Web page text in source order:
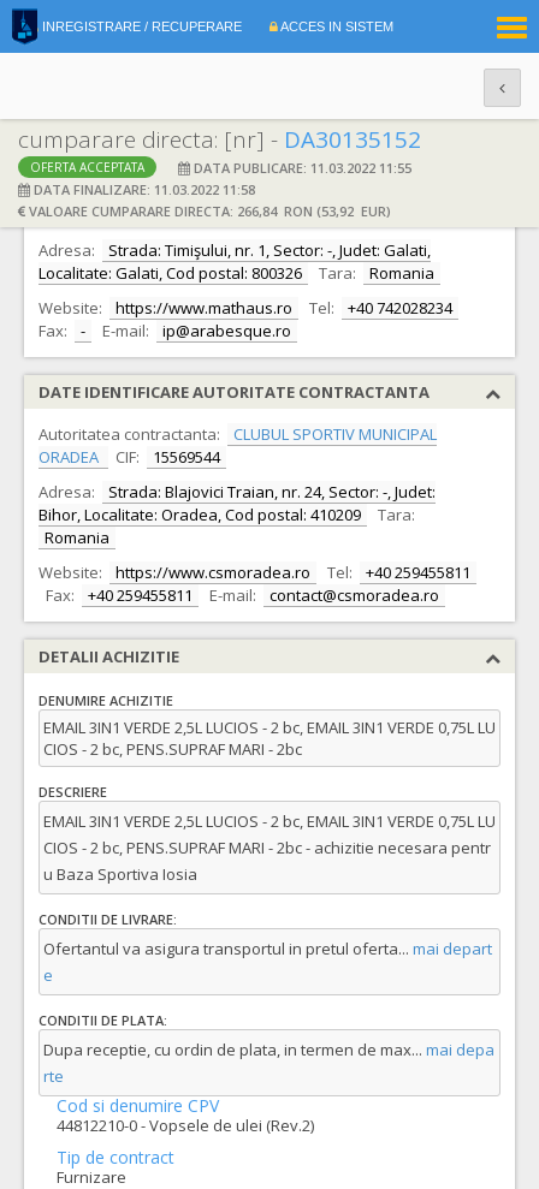
INREGISTRARE / RECUPERARE ACCES IN SISTEM
cumparare directa: [nr] - DA30135152
OFERTA ACCEPTATA
DATA PUBLICARE: 11.03.2022 11:55
DATA FINALIZARE: 11.03.2022 11:58
VALOARE CUMPARARE DIRECTA: 266,84 RON (53,92 EUR)
DATE IDENTIFICARE OFERTANT
Ofertant: S.C. ARABESQUE S.R.L. CIF: 5340801
Adresa:
Strada: Timişului, nr. 1, Sector: -, Judet: Galati,
Localitate: Galati, Cod postal: 800326
Tara:
Romania
Website:
https://www.mathaus.ro Tel:
+40 742028234
Fax:
- E-mail: ip@arabesque.ro
DATE IDENTIFICARE AUTORITATE CONTRACTANTA
Autoritatea contractanta:
CLUBUL SPORTIV MUNICIPAL
ORADEA
CIF:
15569544
Adresa:
Strada: Blajovici Traian, nr. 24, Sector: -, Judet:
Bihor, Localitate: Oradea, Cod postal: 410209
Tara:
Romania
Website:
https://www.csmoradea.ro Tel:
+40 259455811
Fax:
+40 259455811 E-mail: contact@csmoradea.ro
DETALII ACHIZITIE
DENUMIRE ACHIZITIE
EMAIL 3IN1 VERDE 2,5L LUCIOS - 2 bc, EMAIL 3IN1 VERDE 0,75L LU
CIOS - 2 bc, PENS.SUPRAF MARI - 2bc
DESCRIERE
EMAIL 3IN1 VERDE 2,5L LUCIOS - 2 bc, EMAIL 3IN1 VERDE 0,75L LU
CIOS - 2 bc, PENS.SUPRAF MARI - 2bc - achizitie necesara pentr
u Baza Sportiva Iosia
CONDITII DE LIVRARE:
Ofertantul va asigura transportul in pretul oferta... mai depart
e
CONDITII DE PLATA:
Dupa receptie, cu ordin de plata, in termen de max... mai depa
rte
Cod si denumire CPV
44812210-0 - Vopsele de ulei (Rev.2)
Tip de contract
Furnizare